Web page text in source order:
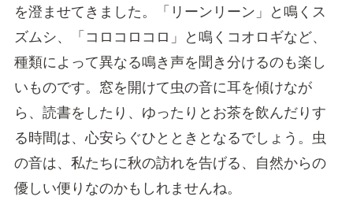
を澄ませてきました。「リーンリーン」と鳴くス
ズムシ、「コロコロコロ」と鳴くコオロギなど、
種類によって異なる鳴き声を聞き分けるのも楽し
いものです。窓を開けて虫の音に耳を傾けなが
ら、読書をしたり、ゆったりとお茶を飲んだりす
る時間は、心安らぐひとときとなるでしょう。虫
の音は、私たちに秋の訪れを告げる、自然からの
優しい便りなのかもしれませんね。